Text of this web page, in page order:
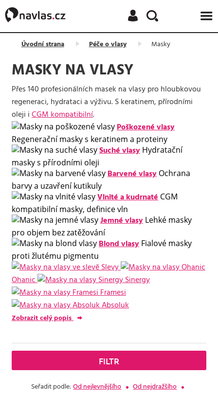
Úvodní strana Péče o vlasy Masky
MASKY NA VLASY
Přes 140 profesionálních masek na vlasy pro hloubkovou
regeneraci, hydrataci a výživu. S keratinem, přírodními
oleji iCGM kompatibilní.
Poškozené vlasy
Regenerační masky s keratinem a proteiny
Suché vlasy Hydratační
masky s přírodními oleji
Barvené vlasy Ochrana
barvy a uzavření kutikuly
Vlnité a kudrnaté CGM
kompatibilní masky, definice vln
Jemné vlasy Lehké masky
pro objem bez zatěžování
Blond vlasy Fialové masky
proti žlutému pigmentu
Slevy
Ohanic
Sinergy
Framesi
Absoluk
Zobrazit celý popis
FILTR
Seřadit podle:Od nejlevnějšího
Od nejdražšího